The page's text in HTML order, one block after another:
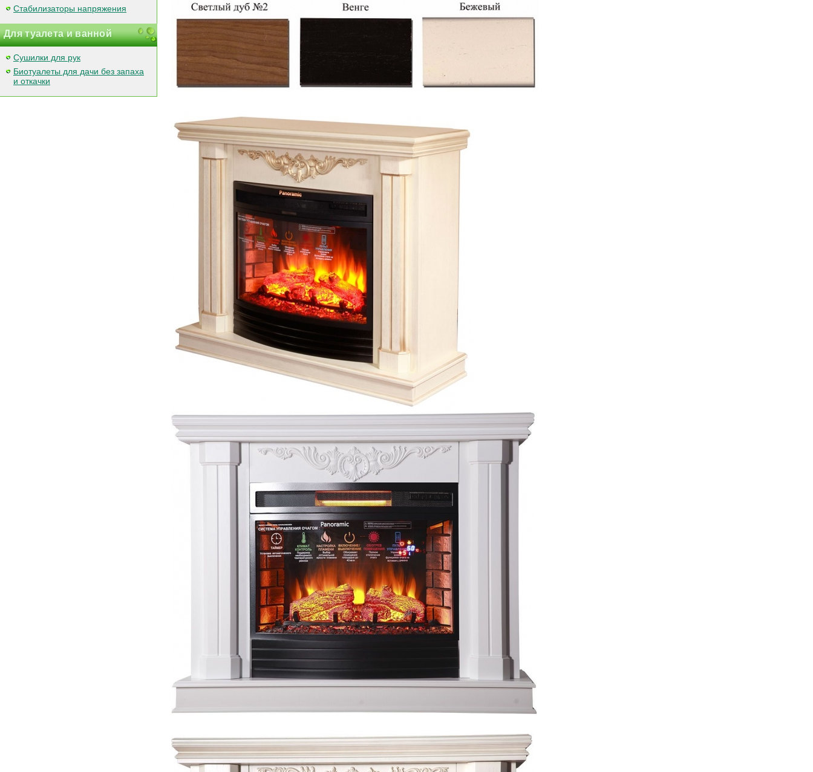
Стабилизаторы напряжения
Для туалета и ванной
Сушилки для рук
Биотуалеты для дачи без запаха
и откачки